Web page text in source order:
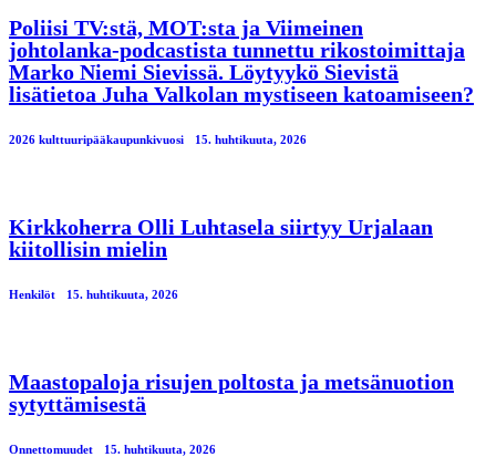
Poliisi TV:stä, MOT:sta ja Viimeinen
johtolanka-podcastista tunnettu rikostoimittaja
Marko Niemi Sievissä. Löytyykö Sievistä
lisätietoa Juha Valkolan mystiseen katoamiseen?
2026 kulttuuripääkaupunkivuosi 15. huhtikuuta, 2026
Kirkkoherra Olli Luhtasela siirtyy Urjalaan
kiitollisin mielin
Henkilöt 15. huhtikuuta, 2026
Maastopaloja risujen poltosta ja metsänuotion
sytyttämisestä
Onnettomuudet 15. huhtikuuta, 2026